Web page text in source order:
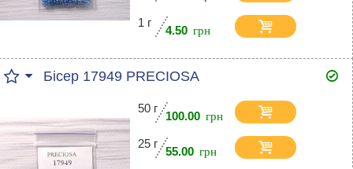
1 г
4.50
Бісер 17949 PRECIOSA
50 г
100.00
25 г
55.00